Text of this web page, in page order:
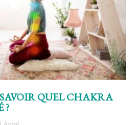
QUEL CHAKRA
?